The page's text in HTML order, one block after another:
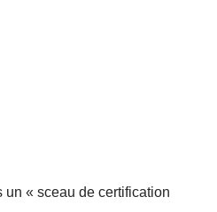
« sceau de certification